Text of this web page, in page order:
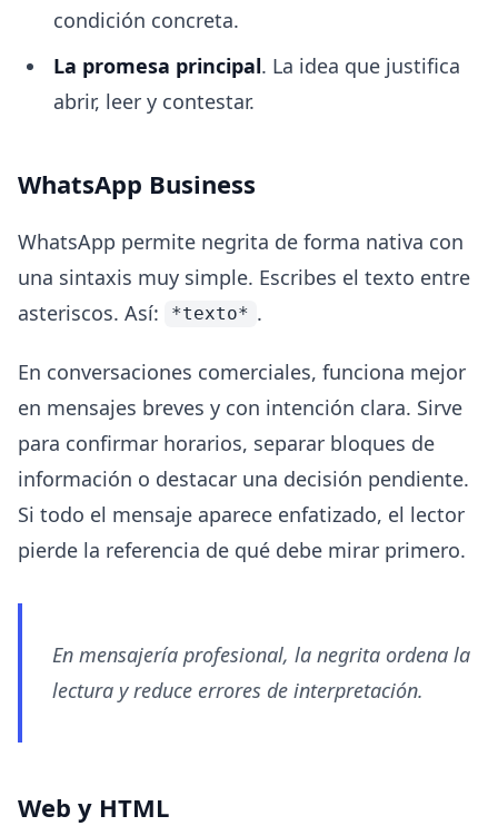
condición concreta.
La promesa principal. La idea que justifica
abrir, leer y contestar.
WhatsApp Business
WhatsApp permite negrita de forma nativa con
una sintaxis muy simple. Escribes el texto entre
asteriscos. Así:
*texto* .
En conversaciones comerciales, funciona mejor
en mensajes breves y con intención clara. Sirve
para confirmar horarios, separar bloques de
información o destacar una decisión pendiente.
Si todo el mensaje aparece enfatizado, el lector
pierde la referencia de qué debe mirar primero.
En mensajería profesional, la negrita ordena la
lectura y reduce errores de interpretación.
Web y HTML